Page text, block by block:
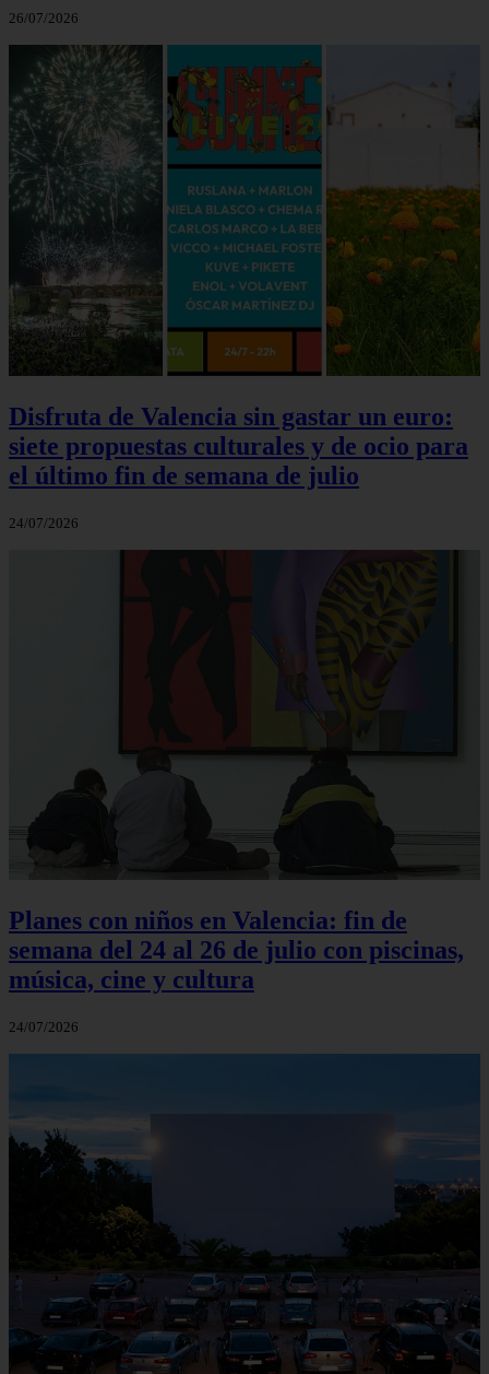
26/07/2026
Disfruta de Valencia sin gastar un euro:
siete propuestas culturales y de ocio para
el último fin de semana de julio
24/07/2026
Planes con niños en Valencia: fin de
semana del 24 al 26 de julio con piscinas,
música, cine y cultura
24/07/2026